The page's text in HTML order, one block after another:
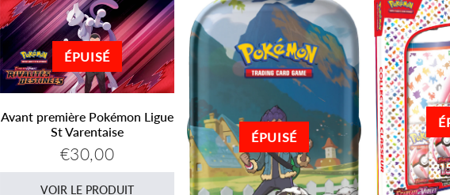
ÉPUISÉ
Avant première Pokémon Ligue
St Varentaise
Prix
régulier
€30,00
VOIR LE PRODUIT
ÉPUISÉ